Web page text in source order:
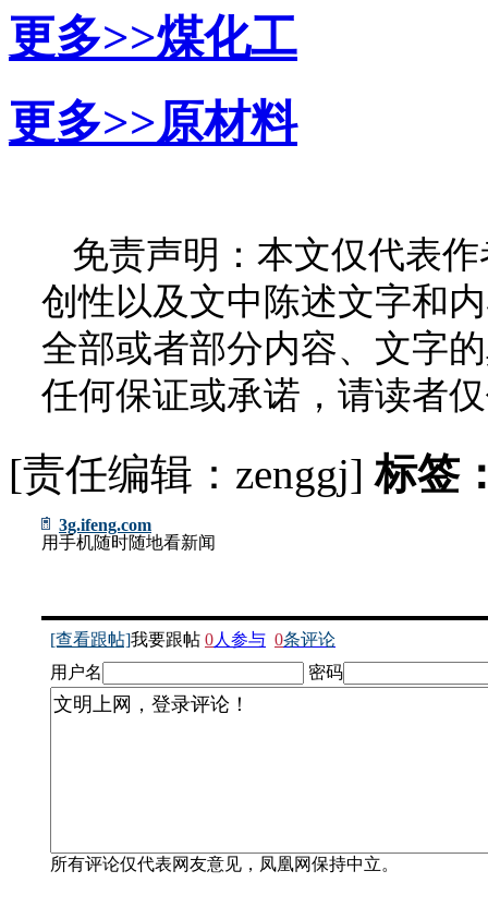
更多>>煤化工
更多>>原材料
免责声明：本文仅代表
创性以及文中陈述文字和
全部或者部分内容、文字
任何保证或承诺，请读者
[责任编辑：zenggj]标签
3g.ifeng.com
用手机随时随地看新闻
[查看跟帖]我要跟帖 0人参与 0条评论
用户名
密码
所有评论仅代表网友意见，凤凰网保持中立。